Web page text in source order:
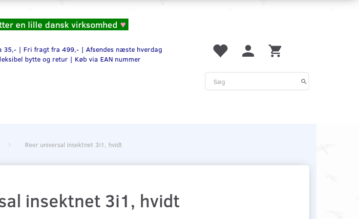
en lille dansk virksomhed ♥
35,- | Fri fragt fra 499,- | Afsendes næste hverdag
bytte og retur | Køb via EAN nummer
Reer universal insektnet 3i1, hvidt
insektnet 3i1, hvidt